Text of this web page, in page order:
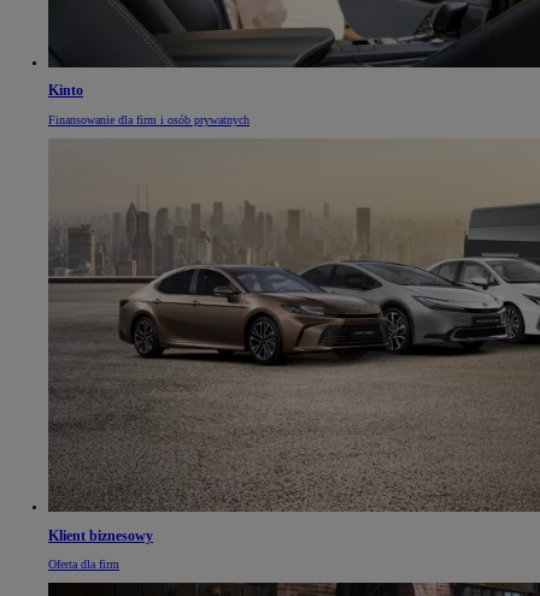
Kinto
Finansowanie dla firm i osób prywatnych
Klient biznesowy
Oferta dla firm